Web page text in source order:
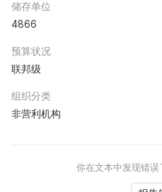
储存单位
4866
预算状况
联邦级
组织分类
非营利机构
你在文本中发现错